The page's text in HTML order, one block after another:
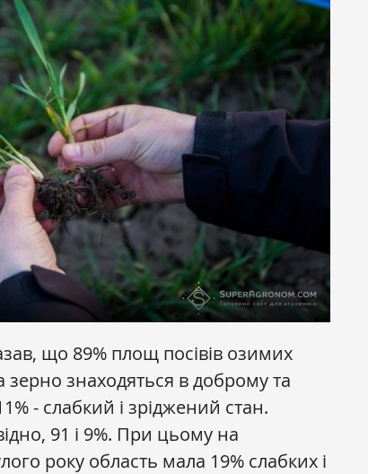
що 89% площ посівів озимих
зерно знаходяться в доброму та
- слабкий і зріджений стан.
91 і 9%. При цьому на
року область мала 19% слабких і